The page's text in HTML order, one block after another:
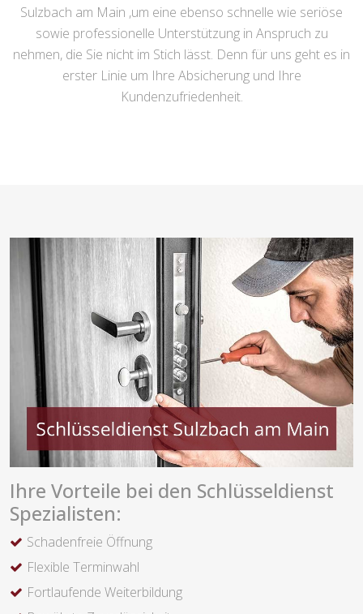
Sulzbach am Main ,um eine ebenso schnelle wie seriöse
sowie professionelle Unterstützung in Anspruch zu
nehmen, die Sie nicht im Stich lässt. Denn für uns geht es in
erster Linie um Ihre Absicherung und Ihre
Kundenzufriedenheit.
Ihre Vorteile bei den Schlüsseldienst
Spezialisten:
Schadenfreie Öffnung
Flexible Terminwahl
Fortlaufende Weiterbildung